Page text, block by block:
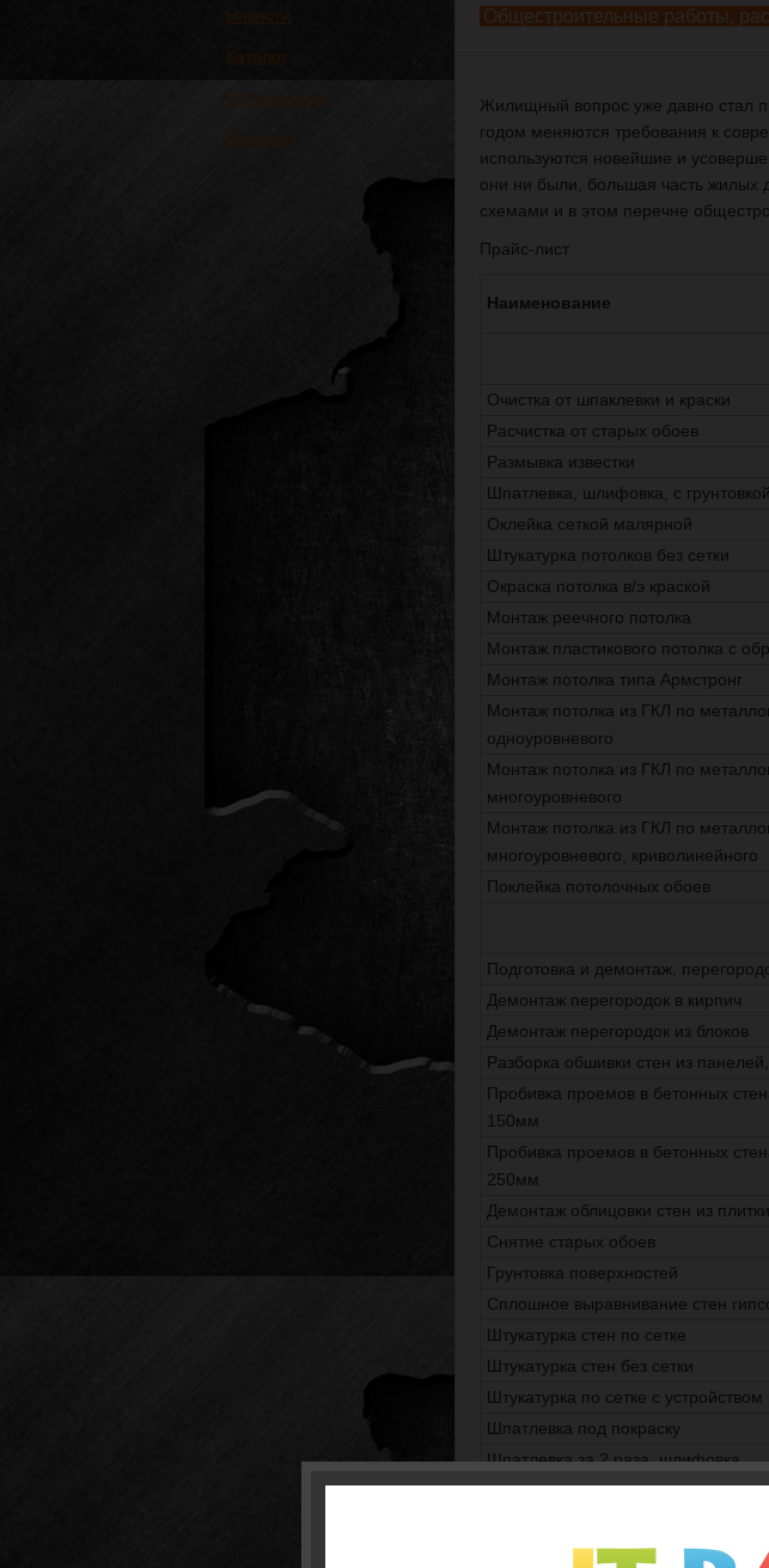
Новости
Каталог
Общестроительные работы,
Жилищный вопрос уже давно стал
годом меняются требования к
используются новейшие и
они ни были, большая часть жилых
схемами и в этом перечне
Прайс-лист
Наименование
Очистка от шпаклевки и краски
Расчистка от старых обоев
Размывка известки
Шпатлевка, шлифовка, с грунтовкой
Оклейка сеткой малярной
Штукатурка потолков без сетки
Окраска потолка в/э краской
Монтаж реечного потолка
Монтаж пластикового потолка с
Монтаж потолка типа Армстронг
Монтаж потолка из ГКЛ по
одноуровневого
Монтаж потолка из ГКЛ по
многоуровневого
Монтаж потолка из ГКЛ по
многоуровневого, криволинейного
Поклейка потолочных обоев
Подготовка и демонтаж,
Демонтаж перегородок в кирпич
Демонтаж перегородок из блоков
Разборка обшивки стен из панелей,
Пробивка проемов в бетонных
150мм
Пробивка проемов в бетонных
250мм
Демонтаж облицовки стен из плитки
Снятие старых обоев
Грунтовка поверхностей
Сплошное выравнивание стен
Штукатурка стен по сетке
Штукатурка стен без сетки
Штукатурка по сетке с устройством
Шпатлевка под покраску
Шпатлевка за 2 раза, шлифовка
Оклейку обоев
Оклейка стеклообоями и обоями